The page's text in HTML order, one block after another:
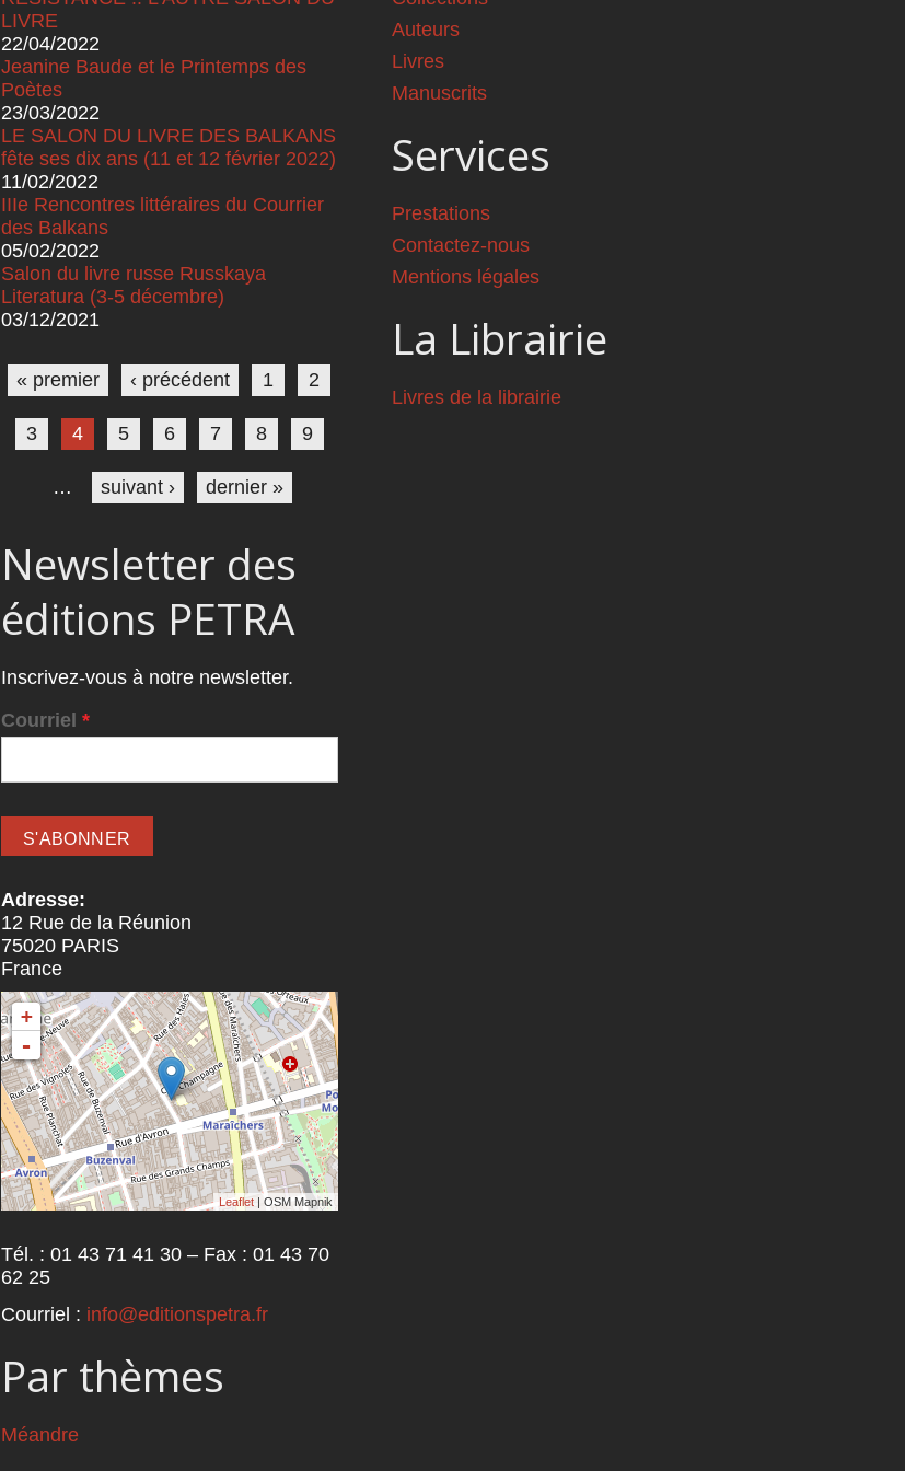
LIVRE
22/04/2022
Jeanine Baude et le Printemps des
Poètes
23/03/2022
LE SALON DU LIVRE DES BALKANS
fête ses dix ans (11 et 12 février 2022)
11/02/2022
IIIe Rencontres littéraires du Courrier
des Balkans
05/02/2022
Salon du livre russe Russkaya
Literatura (3-5 décembre)
03/12/2021
Pages
« premier ‹ précédent 1 2
3 4 5 6 7 8 9
… suivant › dernier »
Newsletter des
éditions PETRA
Inscrivez-vous à notre newsletter.
Courriel *
Adresse:
12 Rue de la Réunion
75020 PARIS
France
+
-
Leaflet | OSM Mapnik
Tél. : 01 43 71 41 30 – Fax : 01 43 70
62 25
Courriel : info@editionspetra.fr
Par thèmes
Méandre
Auteurs
Livres
Manuscrits
Services
Prestations
Contactez-nous
Mentions légales
La Librairie
Livres de la librairie